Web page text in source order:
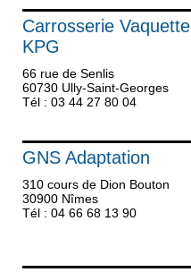
Carrosserie Vaquette
KPG
66 rue de Senlis
60730 Ully-Saint-Georges
Tél : 03 44 27 80 04
GNS Adaptation
310 cours de Dion Bouton
30900 Nîmes
Tél : 04 66 68 13 90